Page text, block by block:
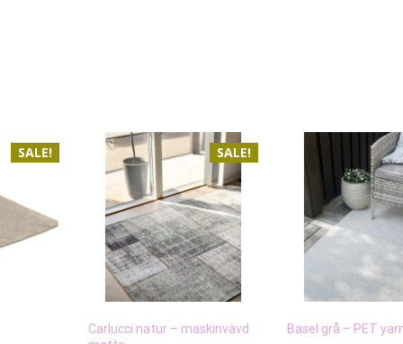
SALE! SALE!
Carlucci natur – maskinvävd
Basel grå – PET